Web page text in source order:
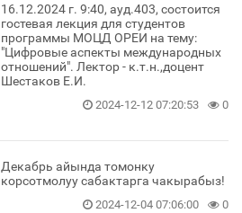
16.12.2024 г. 9:40, ауд.403, состоится
гостевая лекция для студентов
программы МОЦД ОРЕИ на тему:
"Цифровые аспекты международных
отношений". Лектор - к.т.н.,доцент
Шестаков Е.И.
2024-12-12 07:20:53 0
Декабрь айында томонку
корсотмолуу сабактарга чакырабыз!
2024-12-04 07:06:00 0